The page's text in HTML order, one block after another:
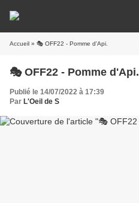
Accueil » 🎭 OFF22 - Pomme d'Api.
🎭 OFF22 - Pomme d'Api.
Publié le 14/07/2022 à 17:39
Par L'Oeil de S